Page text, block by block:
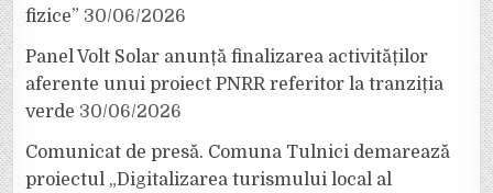
fizice” 30/06/2026
Panel Volt Solar anunță finalizarea activităților
aferente unui proiect PNRR referitor la tranziția
verde 30/06/2026
Comunicat de presă. Comuna Tulnici demarează
proiectul „Digitalizarea turismului local al